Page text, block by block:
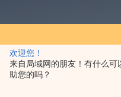
欢迎您！
来自局域网的朋友！有什么可
助您的吗？
80吨地磅常规尺寸|80吨地磅